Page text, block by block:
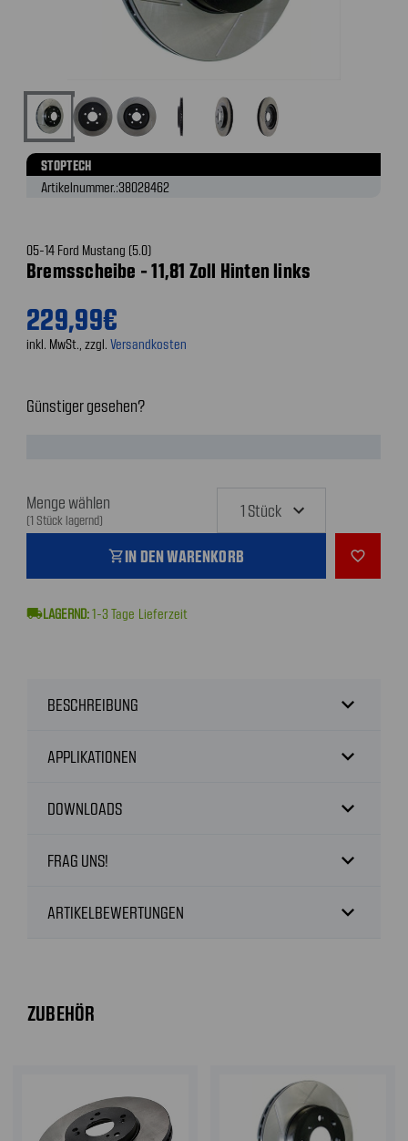
STOPTECH
Artikelnummer.:38028462
05-14 Ford Mustang (5.0)
Bremsscheibe - 11,81 Zoll Hinten links
229,99€
inkl. MwSt., zzgl. Versandkosten
Günstiger gesehen?
Menge wählen
(1 Stück lagernd)
shopping_cartIN DEN WARENKORB favorite_outline
local_shipping 1-3 Tage Lieferzeit
BESCHREIBUNG expand_more
APPLIKATIONEN expand_more
DOWNLOADS expand_more
FRAG UNS! expand_more
ARTIKELBEWERTUNGEN expand_more
ZUBEHÖR